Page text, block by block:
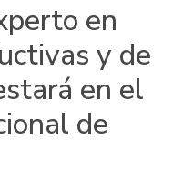
en
y de
en el
de